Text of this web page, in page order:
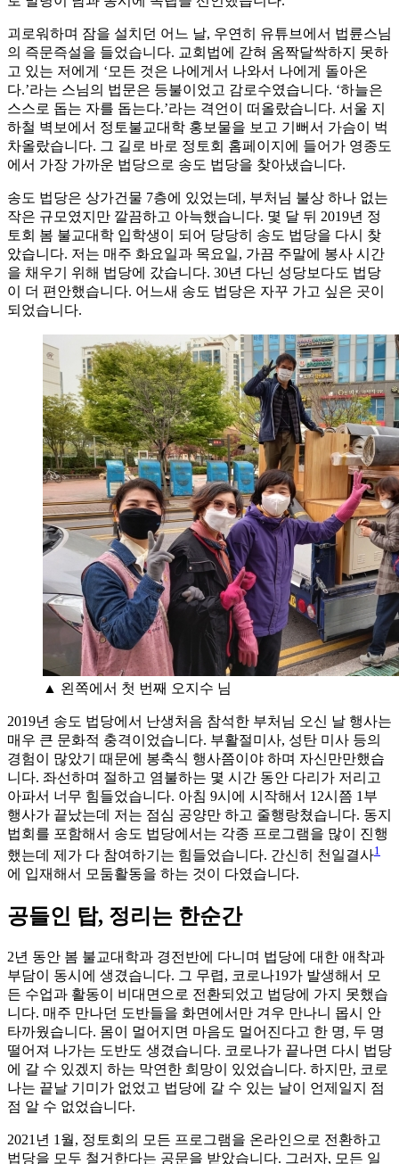
괴로워하며 잠을 설치던 어느 날, 우연히 유튜브에서 법륜스님
의 즉문즉설을 들었습니다. 교회법에 갇혀 옴짝달싹하지 못하
고 있는 저에게 ‘모든 것은 나에게서 나와서 나에게 돌아온
다.’라는 스님의 법문은 등불이었고 감로수였습니다. ‘하늘은
스스로 돕는 자를 돕는다.’라는 격언이 떠올랐습니다. 서울 지
하철 벽보에서 정토불교대학 홍보물을 보고 기뻐서 가슴이 벅
차올랐습니다. 그 길로 바로 정토회 홈페이지에 들어가 영종도
에서 가장 가까운 법당으로 송도 법당을 찾아냈습니다.
송도 법당은 상가건물 7층에 있었는데, 부처님 불상 하나 없는
작은 규모였지만 깔끔하고 아늑했습니다. 몇 달 뒤 2019년 정
토회 봄 불교대학 입학생이 되어 당당히 송도 법당을 다시 찾
았습니다. 저는 매주 화요일과 목요일, 가끔 주말에 봉사 시간
을 채우기 위해 법당에 갔습니다. 30년 다닌 성당보다도 법당
이 더 편안했습니다. 어느새 송도 법당은 자꾸 가고 싶은 곳이
되었습니다.
▲ 왼쪽에서 첫 번째 오지수 님
2019년 송도 법당에서 난생처음 참석한 부처님 오신 날 행사는
매우 큰 문화적 충격이었습니다. 부활절미사, 성탄 미사 등의
경험이 많았기 때문에 봉축식 행사쯤이야 하며 자신만만했습
니다. 좌선하며 절하고 염불하는 몇 시간 동안 다리가 저리고
아파서 너무 힘들었습니다. 아침 9시에 시작해서 12시쯤 1부
행사가 끝났는데 저는 점심 공양만 하고 줄행랑쳤습니다. 동지
법회를 포함해서 송도 법당에서는 각종 프로그램을 많이 진행
했는데 제가 다 참여하기는 힘들었습니다. 간신히 천일결사1
에 입재해서 모둠활동을 하는 것이 다였습니다.
공들인 탑, 정리는 한순간
2년 동안 봄 불교대학과 경전반에 다니며 법당에 대한 애착과
부담이 동시에 생겼습니다. 그 무렵, 코로나19가 발생해서 모
든 수업과 활동이 비대면으로 전환되었고 법당에 가지 못했습
니다. 매주 만나던 도반들을 화면에서만 겨우 만나니 몹시 안
타까웠습니다. 몸이 멀어지면 마음도 멀어진다고 한 명, 두 명
떨어져 나가는 도반도 생겼습니다. 코로나가 끝나면 다시 법당
에 갈 수 있겠지 하는 막연한 희망이 있었습니다. 하지만, 코로
나는 끝날 기미가 없었고 법당에 갈 수 있는 날이 언제일지 점
점 알 수 없었습니다.
2021년 1월, 정토회의 모든 프로그램을 온라인으로 전환하고
법당을 모두 철거한다는 공문을 받았습니다. 그러자, 모든 일